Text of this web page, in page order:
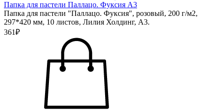
Папка для пастели Паллацо. Фуксия А3
Папка для пастели "Паллацо. Фуксия", розовый, 200 г/м2,
297*420 мм, 10 листов, Лилия Холдинг, А3.
361₽